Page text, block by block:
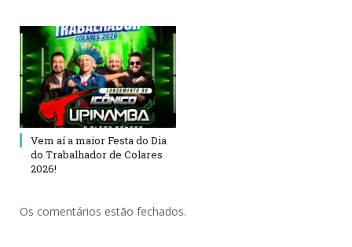
Vem aí a maior Festa do Dia
do Trabalhador de Colares
2026!
Os comentários estão fechados.